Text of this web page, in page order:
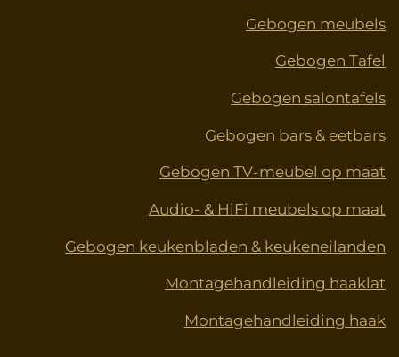
Gebogen meubels
Gebogen Tafel
Gebogen salontafels
Gebogen bars & eetbars
Gebogen TV-meubel op maat
Audio- & HiFi meubels op maat
Gebogen keukenbladen & keukeneilanden
Montagehandleiding haaklat
Montagehandleiding haak